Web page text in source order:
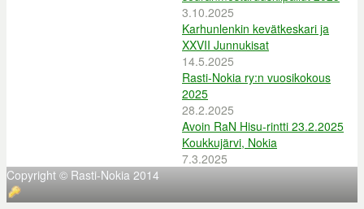
3.10.2025
Karhunlenkin kevätkeskari ja
XXVII Junnukisat
14.5.2025
Rasti-Nokia ry:n vuosikokous
2025
28.2.2025
Avoin RaN Hisu-rintti 23.2.2025
Koukkujärvi, Nokia
7.3.2025
Copyright © Rasti-Nokia 2014